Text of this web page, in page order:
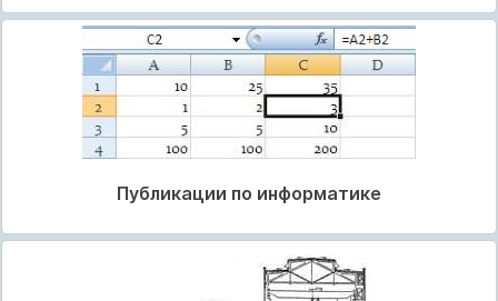
Публикации по информатике